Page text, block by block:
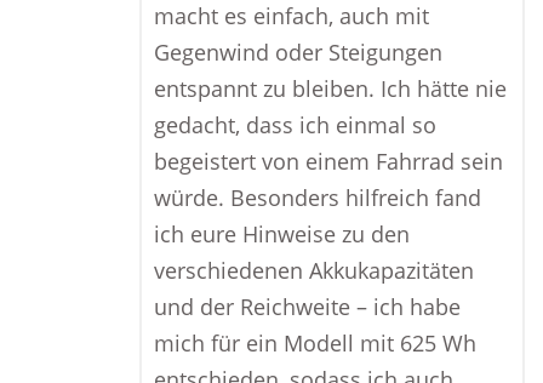
macht es einfach, auch mit
Gegenwind oder Steigungen
entspannt zu bleiben. Ich hätte nie
gedacht, dass ich einmal so
begeistert von einem Fahrrad sein
würde. Besonders hilfreich fand
ich eure Hinweise zu den
verschiedenen Akkukapazitäten
und der Reichweite – ich habe
mich für ein Modell mit 625 Wh